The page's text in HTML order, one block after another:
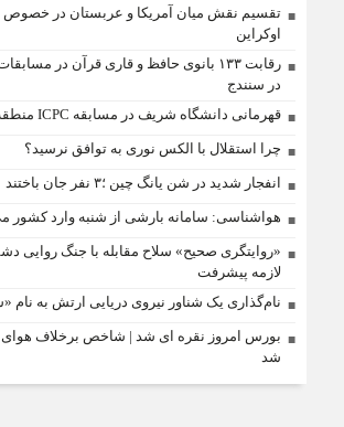
تقسیم نقش میان آمریکا و عربستان در خصوص
اوکراین
رقابت ۱۳۳ بانوی حافظ و قاری قرآن در
در سنندج
قهرمانی دانشگاه شریف در مسابقه ICPC منطقه غرب آسیا
چرا استقلال با الکس نوری به توافق نرسید؟
انفجار شدید در شن یانگ چین ؛۳ نفر جان باختند
هواشناسی: سامانه بارشی از شنبه وارد کشور
«روایتگری صحیح» سلاح مقابله با جنگ روایی
لازمه پیشرفت
نام‌گذاری یک شناور نیروی دریایی ارتش به نام
بورس امروز نقره ای شد | شاخص برخلاف
شد